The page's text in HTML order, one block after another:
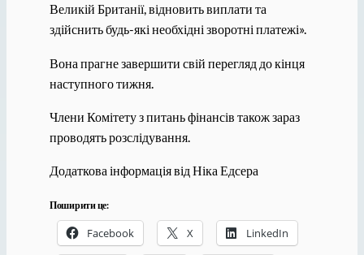
Великій Британії, відновить виплати та
здійснить будь-які необхідні зворотні платежі».
Вона прагне завершити свій перегляд до кінця
наступного тижня.
Члени Комітету з питань фінансів також зараз
проводять розслідування.
Додаткова інформація від Ніка Едсера
Поширити це:
Facebook X LinkedIn